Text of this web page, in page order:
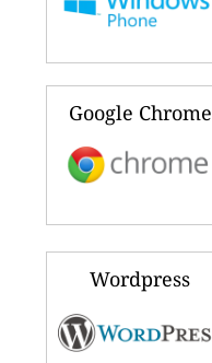
Google Chrome
Wordpress